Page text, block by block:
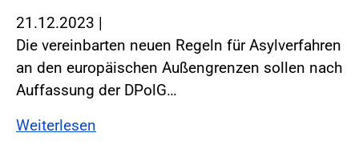
21.12.2023 |
Die vereinbarten neuen Regeln für Asylverfahren
an den europäischen Außengrenzen sollen nach
Auffassung der DPolG…
Weiterlesen